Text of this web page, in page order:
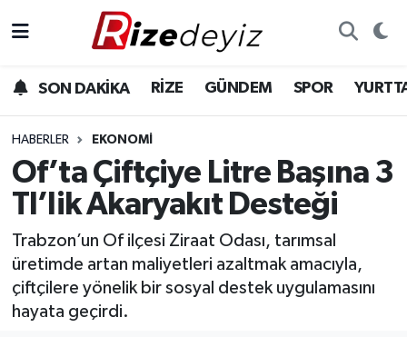
SON DAKİKA RİZE GÜNDEM SPOR
HABERLER EKONOMI
Of’ta Çiftçiye Litre Başına 3
Tl’lik Akaryakıt Desteği
Trabzon’un Of ilçesi Ziraat Odası, tarımsal
üretimde artan maliyetleri azaltmak amacıyla,
çiftçilere yönelik bir sosyal destek uygulamasını
hayata geçirdi.
Gündem
Yurttan Haberler
Ekonomi
Teknoloji
Sağlık
Rize Hava Durumu
Rize Trafik Yoğunluk Haritası
Süper Lig Puan Durumu ve Fikstür
Tüm Manşetler
Son Dakika Haberleri